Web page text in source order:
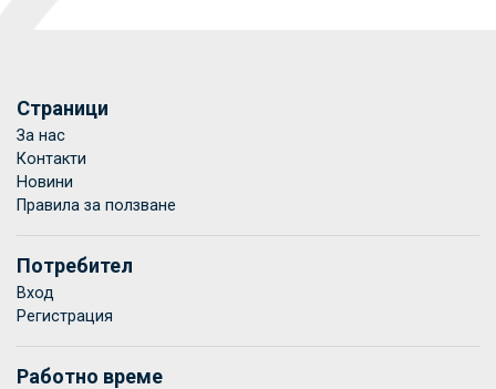
Страници
За нас
Контакти
Новини
Правила за ползване
Потребител
Вход
Регистрация
Работно време